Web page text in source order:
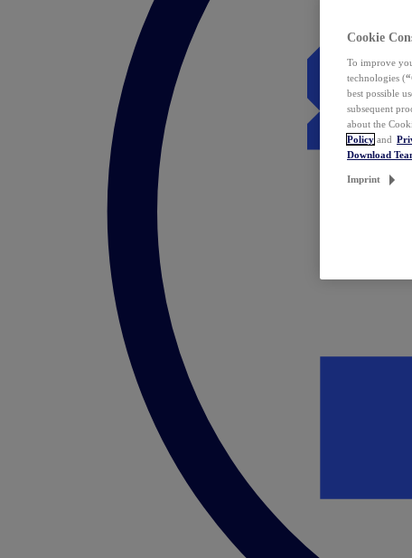
Cookie
To improve
technologies (
best possible
subsequent
about the
Policy and
Download
Imprint